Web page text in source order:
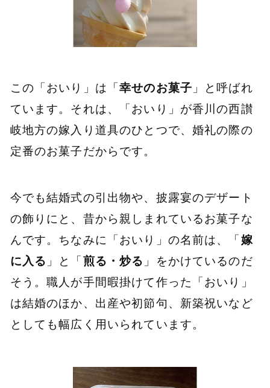
この「おいり」は「幸せのお菓子 」と呼ばれ
ています。それは、「おいり」が香川の西讃
岐地方の嫁入り道具のひとつで、婚礼の際の
定番のお菓子だからです。
今でも結婚式の引出物や、披露宴のデザート
の飾りにと、昔から親しまれているお菓子な
んです。ちなみに「おいり」の名前は、「嫁
に入る 」と「煎る・炒る 」をかけているのだ
そう。職人が手間暇掛けて作った「おいり」
は結婚のほか、出産や初節句、新築祝いなど
としても幅広く用いられています。